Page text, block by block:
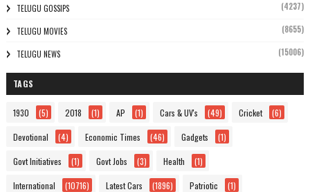
TELUGU GOSSIPS (4237)
TELUGU MOVIES (8655)
TELUGU NEWS (15006)
TAGS
1930 (5) 2018 (1) AP (1) Cars & UV's (49) Cricket (6)
Devotional (4) Economic Times (46) Gadgets (1)
Govt Initiatives (1) Govt Jobs (3) Health (1)
International (10716) Latest Cars (1896) Patriotic (1)